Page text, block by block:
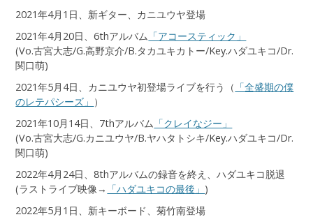
2021年4月1日、新ギター、カニユウヤ登場
2021年4月20日、6thアルバム 「アコースティック」
(Vo.古宮大志/G.高野京介/B.タカユキカトー/Key.ハダユキコ/Dr.
関口萌)
2021年5月4日、カニユウヤ初登場ライブを行う（ 「全盛期の僕
のレテパシーズ」 ）
2021年10月14日、7thアルバム 「クレイなジー」
(Vo.古宮大志/G.カニユウヤ/B.ヤハタトシキ/Key.ハダユキコ/Dr.
関口萌)
2022年4月24日、8thアルバムの録音を終え、ハダユキコ脱退
(ラストライブ映像→ 「ハダユキコの最後」 )
2022年5月1日、新キーボード、菊竹南登場